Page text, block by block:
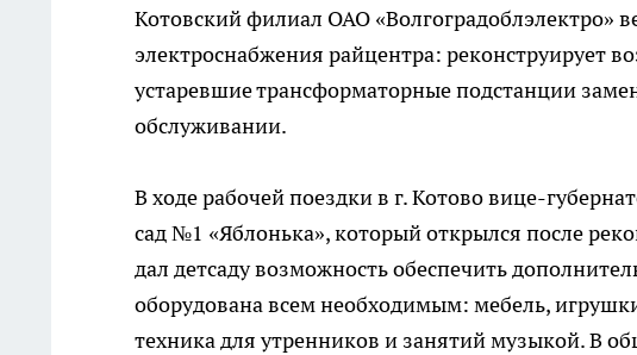
Котовский филиал ОАО «Волгоградоблэлектро»
электроснабжения райцентра: реконструирует
устаревшие трансформаторные подстанции
обслуживании.
В ходе рабочей поездки в г. Котово вице-
сад №1 «Яблонька», который открылся после
дал детсаду возможность обеспечить
оборудована всем необходимым: мебель,
техника для утренников и занятий музыкой. В